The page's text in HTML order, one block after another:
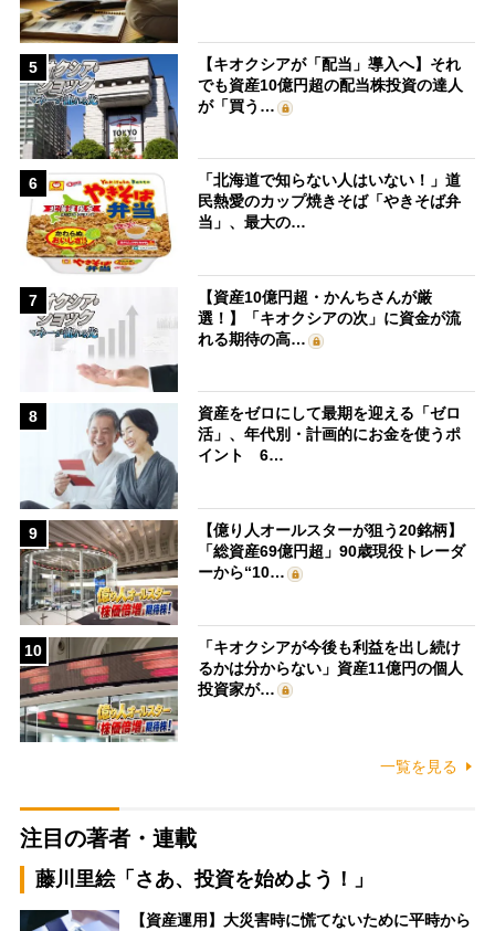
5
【キオクシアが「配当」導入へ】それ
でも資産10億円超の配当株投資の達人
が「買う…
6
「北海道で知らない人はいない！」道
民熱愛のカップ焼きそば「やきそば弁
当」、最大の…
7
【資産10億円超・かんちさんが厳
選！】「キオクシアの次」に資金が流
れる期待の高…
8
資産をゼロにして最期を迎える「ゼロ
活」、年代別・計画的にお金を使うポ
イント 6…
9
【億り人オールスターが狙う20銘柄】
「総資産69億円超」90歳現役トレーダ
ーから“10…
10
「キオクシアが今後も利益を出し続け
るかは分からない」資産11億円の個人
投資家が…
一覧を見る
注目の著者・連載
藤川里絵「さあ、投資を始めよう！」
【資産運用】大災害時に慌てないために平時から